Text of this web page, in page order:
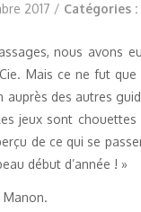
2017 / Catégories :
nous avons
Mais ce ne fut
des autres
jeux sont
de ce qui se
début d’année ! »
Manon.